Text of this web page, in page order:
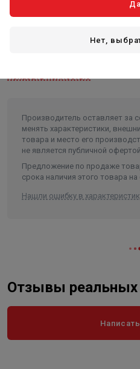
наличия двойных клапанов с
нержавеющей стали. Манометр
Пропускаемая через систему
Резервуар — 1 ед;
Прибор (манометр);
Гибкий шланг высокого
Инструкция;
Упаковка.
Вес брутто/нетто — 7.1/6.3
Производитель оставляет за
менять характеристики,
товара и место его
не является публичной
Предложение по продаже
срока наличия этого товара на
Нашли ошибку в
Отзывы реальных
Да
Нет,